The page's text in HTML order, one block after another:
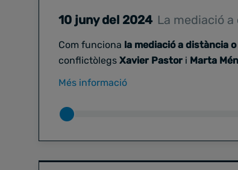
10 juny del 2024 La mediació
Com funciona la mediació a distància
conflictòlegs Xavier Pastor i Marta
Més informació